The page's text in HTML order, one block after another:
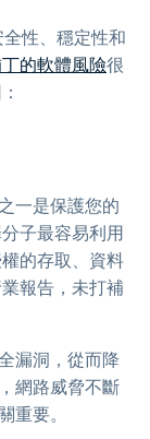
性、穩定性和
的軟體風險很
一是保護您的
子最容易利用
的存取、資料
報告，未打補
漏洞，從而降
網路威脅不斷
重要。